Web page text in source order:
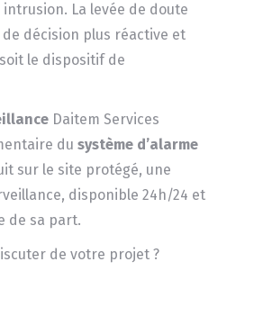
intrusion. La levée de doute
décision plus réactive et
le dispositif de
Daitem Services
dusystème d’alarme
sur le site protégé, une
disponible 24h/24 et
de sa part.
de votre projet ?